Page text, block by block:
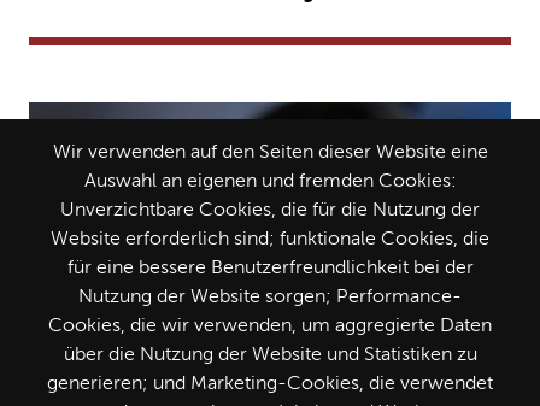
Wir verwenden auf den Seiten dieser Website eine
Auswahl an eigenen und fremden Cookies:
Unverzichtbare Cookies, die für die Nutzung der
Website erforderlich sind; funktionale Cookies, die
für eine bessere Benutzerfreundlichkeit bei der
Nutzung der Website sorgen; Performance-
Cookies, die wir verwenden, um aggregierte Daten
über die Nutzung der Website und Statistiken zu
generieren; und Marketing-Cookies, die verwendet